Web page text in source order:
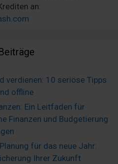
an:
verdienen: 10 seriöse Tipps
offline
Ein Leitfaden für
Finanzen und Budgetierung
für das neue Jahr:
Ihrer Zukunft